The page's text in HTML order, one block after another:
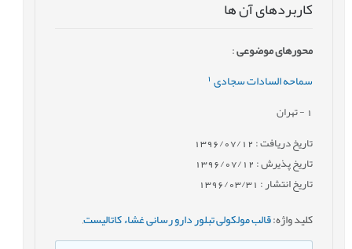
کاربردهای آن ها
محورهای موضوعی:
سماحه السادات سجادی
- تهران
تاریخ دریافت : 1396/07/12
تاریخ پذیرش : 1396/07/12
تاریخ انتشار : 1396/03/31
کلید واژه:قالب مولکولی تبلور دارو رسانی غشاء کاتالیست,